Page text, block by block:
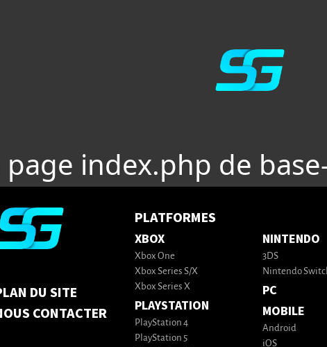
index.php de
DU SITE
CONTACTER
PLATFORMES
XBOX
Xbox One
Xbox Series S/X
Xbox Series X
PLAYSTATION
PlayStation 4
PlayStation 5
NINTENDO
3DS
Nintendo
PC
MOBILE
Android
iOS